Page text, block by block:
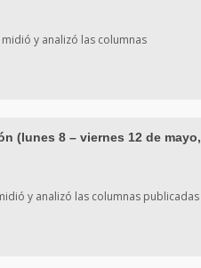
y analizó las columnas
(lunes 8 – viernes 12 de mayo,
y analizó las columnas publicadas